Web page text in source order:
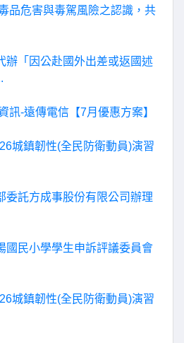
品危害與毒駕風險之認識，共
辦「因公赴國外出差或返國述
訊-遠傳電信【7月優惠方案】
城鎮韌性(全民防衛動員)演習
委託方成事股份有限公司辦理
國民小學學生申訴評議委員會
城鎮韌性(全民防衛動員)演習